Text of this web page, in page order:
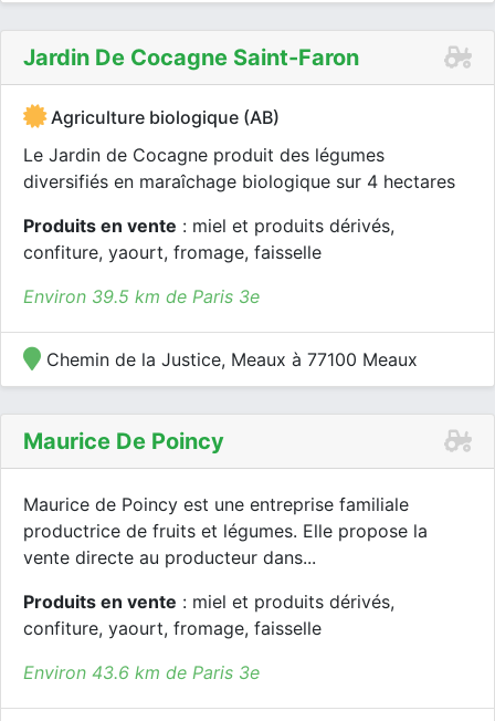
Jardin De Cocagne Saint-Faron
Agriculture biologique (AB)
Le Jardin de Cocagne produit des légumes
diversifiés en maraîchage biologique sur 4 hectares
Produits en vente : miel et produits dérivés,
confiture, yaourt, fromage, faisselle
Environ 39.5 km de Paris 3e
Chemin de la Justice, Meaux à 77100 Meaux
Maurice De Poincy
Maurice de Poincy est une entreprise familiale
productrice de fruits et légumes. Elle propose la
vente directe au producteur dans...
Produits en vente : miel et produits dérivés,
confiture, yaourt, fromage, faisselle
Environ 43.6 km de Paris 3e